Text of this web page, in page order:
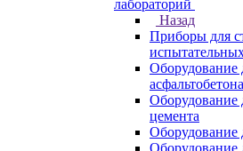
лабораторий
Назад
Приборы для
Оборудование
асфальтобетона
Оборудование
цемента
Оборудование
Оборудование